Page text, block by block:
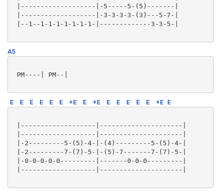
|-------------------|-5-----5-(5)-------|
|-------------------|-3-3-3-3-(3)---5-7-|
|--1--1-1-1-1-1-1-1-|-------------3-3-5-|
A5
PM----| PM--|
E E E E E E +E E +E E E E E E +E E
|-------------------|---------------------|
|-------------------|---------------------|
|-2---------5-(5)-4-|-(4)---------5-(5)-4-|
|-2---------7-(7)-5-|-(5)-7-------7-(7)-5-|
|-0-0-0-0-0---------|-------0-0-0---------|
|-------------------|---------------------|